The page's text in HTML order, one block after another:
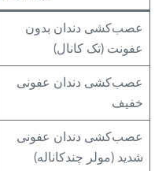
عصب‌کشی دندان بدون
عفونت (تک کانال)
عصب‌کشی دندان عفونی
خفیف
عصب‌کشی دندان عفونی
شدید (مولر چندکاناله)